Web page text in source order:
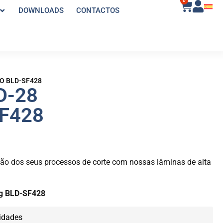
DOWNLOADS CONTACTOS
BLD-SF428
28
dos seus processos de corte com nossas lâminas de alta
BLD-SF428